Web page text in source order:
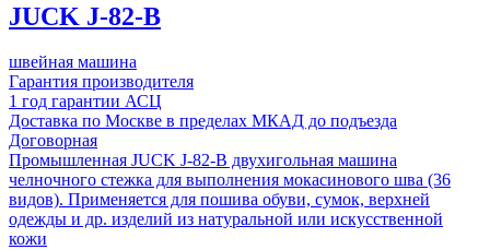
JUCK J-82-B
швейная машина
Гарантия производителя
1 год гарантии АСЦ
Доставка по Москве в пределах МКАД до подъезда
Договорная
Промышленная JUCK J-82-B двухигольная машина
челночного стежка для выполнения мокасинового шва (36
видов). Применяется для пошива обуви, сумок, верхней
одежды и др. изделий из натуральной или искусственной
кожи